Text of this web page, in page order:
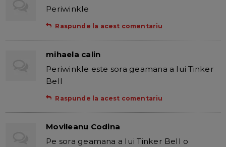
Periwinkle
Raspunde la acest comentariu
mihaela calin
Periwinkle este sora geamana a lui Tinker
Bell
Raspunde la acest comentariu
Movileanu Codina
Pe sora geamana a lui Tinker Bell o